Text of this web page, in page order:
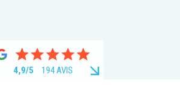
4,9/5 194 AVIS